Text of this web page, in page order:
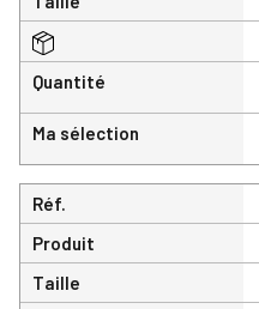
Quantité
Ma sélection
Réf.
Produit
Taille